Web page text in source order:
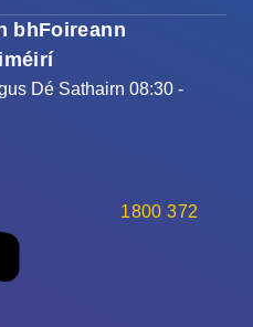
bhFoireann
Dé Sathairn 08:30 -
1800 372